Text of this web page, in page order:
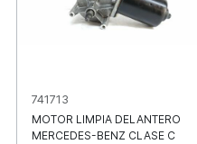
741713
MOTOR LIMPIA DELANTERO
MERCEDES-BENZ CLASE C